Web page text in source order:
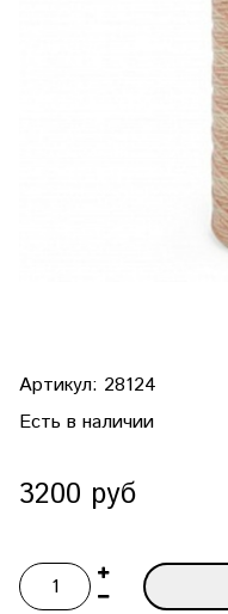
Артикул: 28124
Есть в наличии
3200 руб